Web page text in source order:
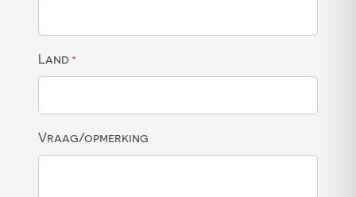
Land *
Vraag/opmerking